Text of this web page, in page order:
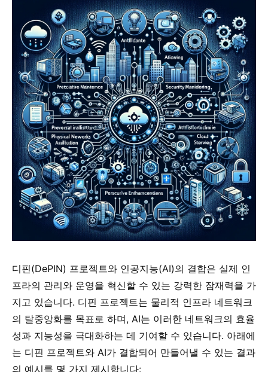
디핀(DePIN) 프로젝트와 인공지능(AI)의 결합은 실제 인
프라의 관리와 운영을 혁신할 수 있는 강력한 잠재력을 가
지고 있습니다. 디핀 프로젝트는 물리적 인프라 네트워크
의 탈중앙화를 목표로 하며, AI는 이러한 네트워크의 효율
성과 지능성을 극대화하는 데 기여할 수 있습니다. 아래에
는 디핀 프로젝트와 AI가 결합되어 만들어낼 수 있는 결과
의 예시를 몇 가지 제시합니다: